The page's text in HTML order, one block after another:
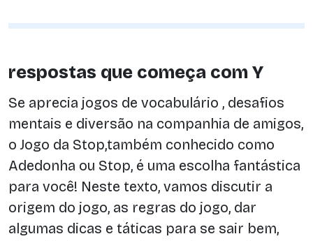
respostas que começa com Y
Se aprecia jogos de vocabulário , desafios
mentais e diversão na companhia de amigos,
o Jogo da Stop,também conhecido como
Adedonha ou Stop, é uma escolha fantástica
para você! Neste texto, vamos discutir a
origem do jogo, as regras do jogo, dar
algumas dicas e táticas para se sair bem,